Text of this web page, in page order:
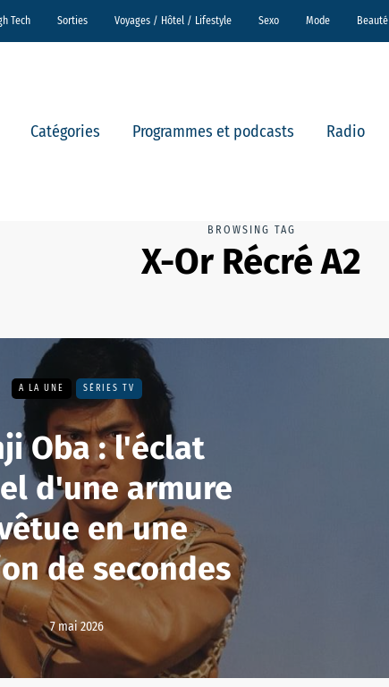
Tech Sorties Voyages / Hôtel / Lifestyle Sexo Mode Beauté
Catégories Programmes et podcasts Radio
BROWSING TAG
X-Or Récré A2
A LA UNE SÉRIES TV
Oba : l'éclat
d'une armure
en une
de secondes
7 mai 2026